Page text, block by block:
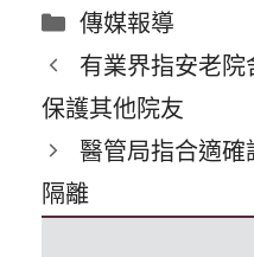
分
類
傳媒報導
有業界指安老
保護其他院友
醫管局指合適
隔離